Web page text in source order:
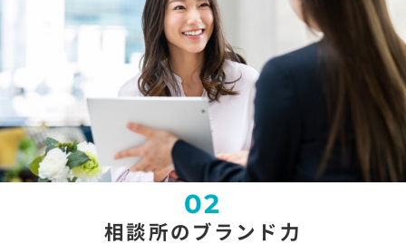
02
相談所のブランド力